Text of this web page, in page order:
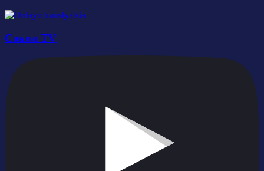
Сокол TV